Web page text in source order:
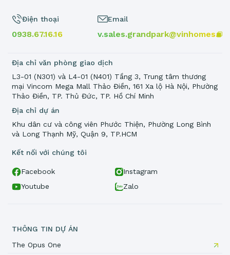
Địa chỉ dự án
Khu dân cư và công viên Phước Thiện, Phường Long Bình
và Long Thạnh Mỹ, Quận 9, TP.HCM
Điện thoại
0938.67.16.16
Email
v.sales.grandpark@vinhomes.vn
Địa chỉ văn phòng giao dịch
L3-01 (N301) và L4-01 (N401) Tầng 3, Trung tâm thương
mại Vincom Mega Mall Thảo Điền, 161 Xa lộ Hà Nội, Phường
Thảo Điền, TP. Thủ Đức, TP. Hồ Chí Minh
Kết nối với chúng tôi
Facebook
Instagram
Youtube
Zalo
THÔNG TIN DỰ ÁN
The Opus One